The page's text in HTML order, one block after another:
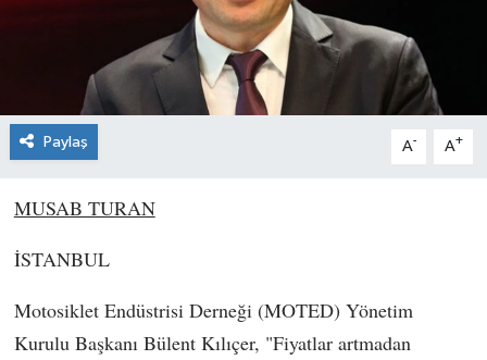
Paylaş A- A+
MUSAB TURAN
İSTANBUL
Motosiklet Endüstrisi Derneği (MOTED) Yönetim
Kurulu Başkanı Bülent Kılıçer, "Fiyatlar artmadan